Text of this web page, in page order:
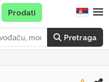
Pretraga
Prodati